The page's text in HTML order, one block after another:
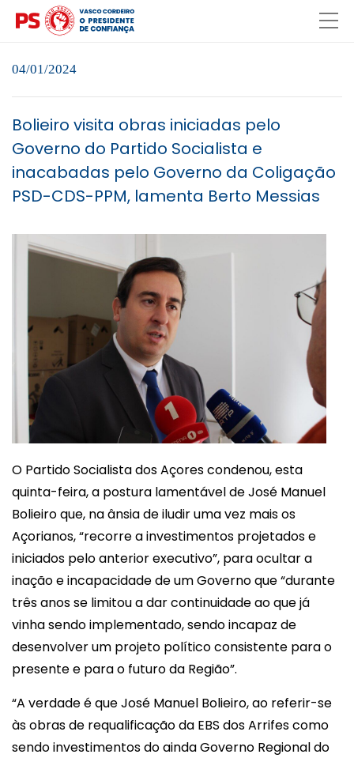
04/01/2024
Bolieiro visita obras iniciadas pelo
Governo do Partido Socialista e
inacabadas pelo Governo da Coligação
PSD-CDS-PPM, lamenta Berto Messias
O Partido Socialista dos Açores condenou, esta
quinta-feira, a postura lamentável de José Manuel
Bolieiro que, na ânsia de iludir uma vez mais os
Açorianos, “recorre a investimentos projetados e
iniciados pelo anterior executivo”, para ocultar a
inação e incapacidade de um Governo que “durante
três anos se limitou a dar continuidade ao que já
vinha sendo implementado, sendo incapaz de
desenvolver um projeto político consistente para o
presente e para o futuro da Região”.
“A verdade é que José Manuel Bolieiro, ao referir-se
às obras de requalificação da EBS dos Arrifes como
sendo investimentos do ainda Governo Regional do